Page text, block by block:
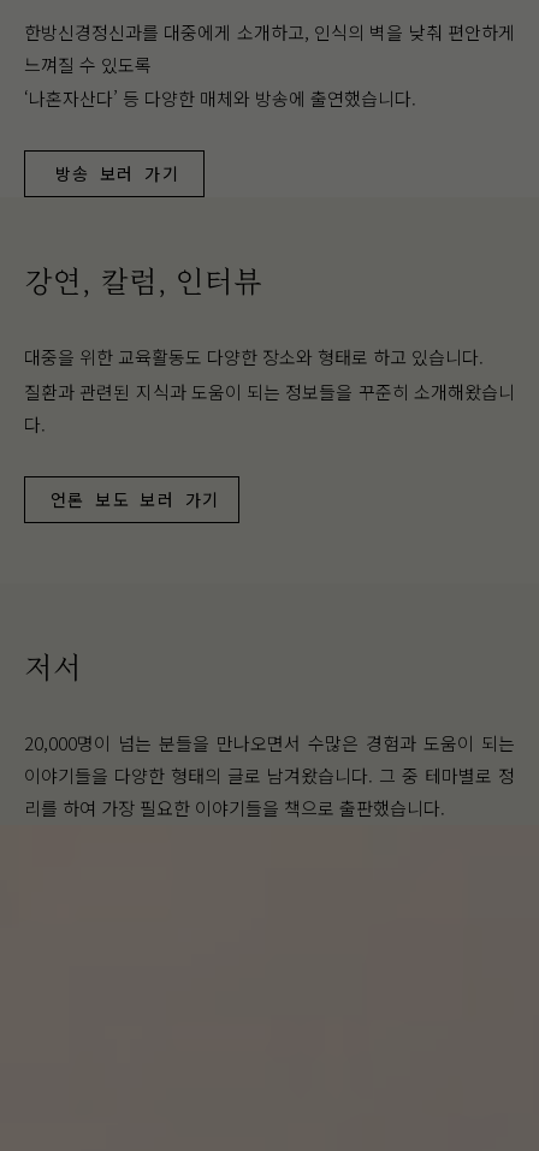
한방신경정신과를 대중에게 소개하고, 인식의 벽을 낮춰 편안하게
느껴질 수 있도록
‘나혼자산다’ 등 다양한 매체와 방송에 출연했습니다.
방송 보러 가기
강연, 칼럼, 인터뷰
대중을 위한 교육활동도 다양한 장소와 형태로 하고 있습니다.
질환과 관련된 지식과 도움이 되는 정보들을 꾸준히 소개해왔습니
다.
언론 보도 보러 가기
저서
20,000명이 넘는 분들을 만나오면서 수많은 경험과 도움이 되는
이야기들을 다양한 형태의 글로 남겨왔습니다. 그 중 테마별로 정
리를 하여 가장 필요한 이야기들을 책으로 출판했습니다.